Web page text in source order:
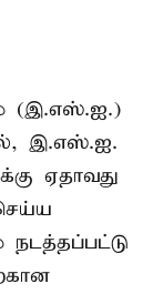
(இ.எஸ்.ஐ.)
இ.எஸ்.ஐ.
ஏதாவது
நடத்தப்பட்டு